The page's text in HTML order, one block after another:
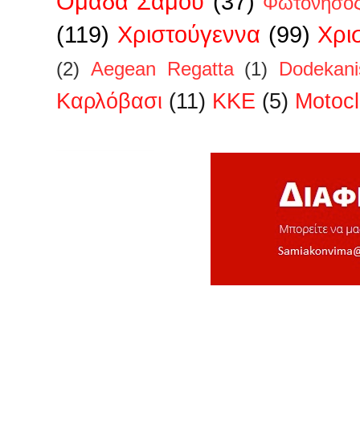
(119) Χριστούγεννα (99)
(2) Aegean Regatta (1)
Kαρλόβασι (11) KKE (5)